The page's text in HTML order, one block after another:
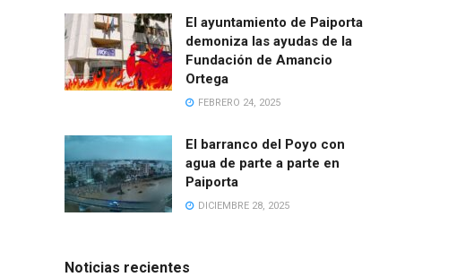
El ayuntamiento de Paiporta
demoniza las ayudas de la
Fundación de Amancio
Ortega
FEBRERO 24, 2025
El barranco del Poyo con
agua de parte a parte en
Paiporta
DICIEMBRE 28, 2025
Noticias recientes